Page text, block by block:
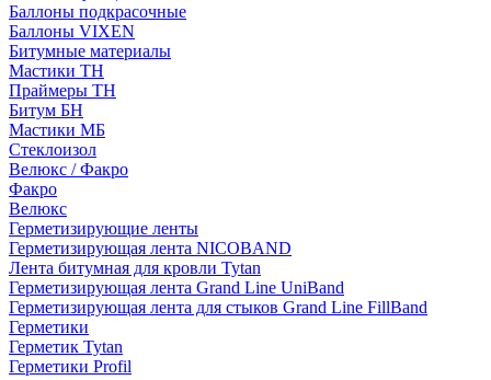
Баллоны подкрасочные
Баллоны VIXEN
Битумные материалы
Мастики ТН
Праймеры ТН
Битум БН
Мастики МБ
Стеклоизол
Велюкс / Факро
Факро
Велюкс
Герметизирующие ленты
Герметизирующая лента NICOBAND
Лента битумная для кровли Tytan
Герметизирующая лента Grand Line UniBand
Герметизирующая лента для стыков Grand Line FillBand
Герметики
Герметик Tytan
Герметики Profil